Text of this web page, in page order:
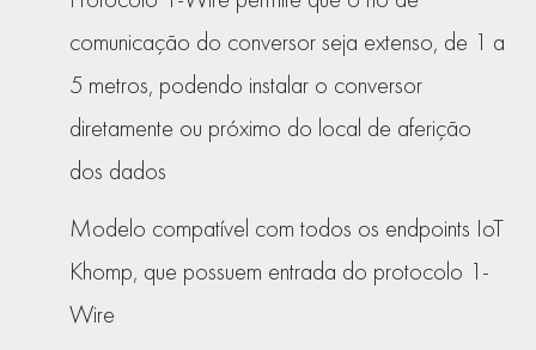
comunicação do conversor seja extenso, de 1 a
5 metros, podendo instalar o conversor
diretamente ou próximo do local de aferição
dos dados
Modelo compatível com todos os endpoints IoT
Khomp, que possuem entrada do protocolo 1-
Wire